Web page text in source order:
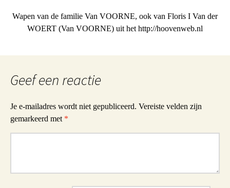
Wapen van de familie Van VOORNE, ook van Floris I Van der
WOERT (Van VOORNE) uit het http://hoovenweb.nl
Geef een reactie
Je e-mailadres wordt niet gepubliceerd. Vereiste velden zijn
gemarkeerd met *